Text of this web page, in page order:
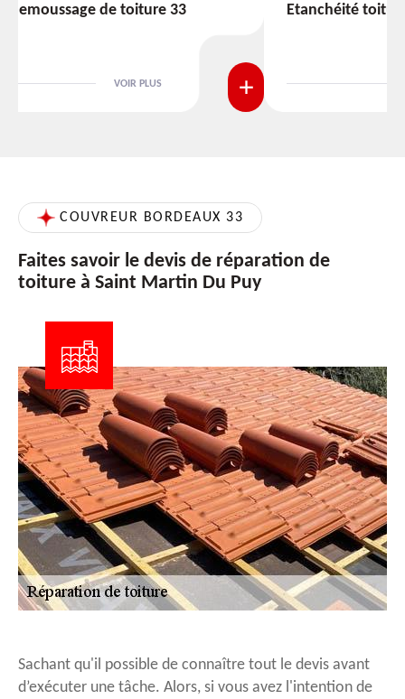
Etanchéité toiture 33
VOIR PLUS
COUVREUR BORDEAUX 33
Faites savoir le devis de réparation de
toiture à Saint Martin Du Puy
Sachant qu'il possible de connaître tout le devis avant
d’exécuter une tâche. Alors, si vous avez l'intention de